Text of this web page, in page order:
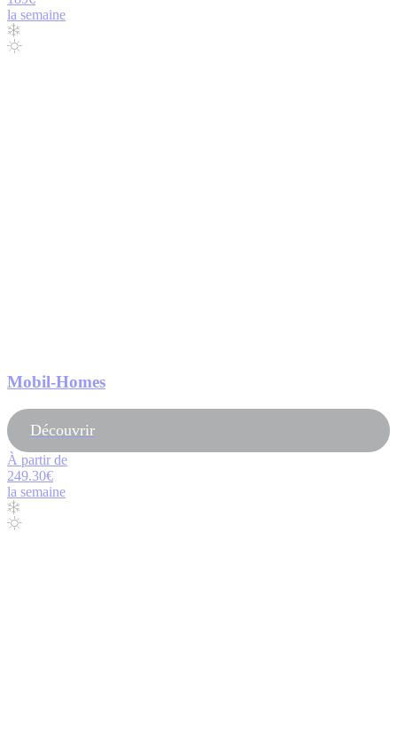
la semaine
Mobil-Homes
Découvrir
À partir de
249.30€
la semaine